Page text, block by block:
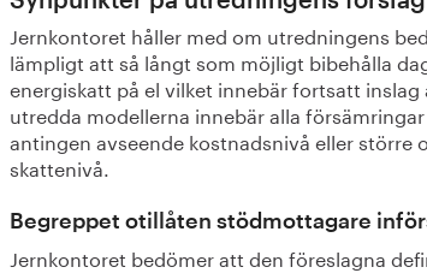
Jernkontoret håller med om utredningens
lämpligt att så långt som möjligt bibehålla
energiskatt på el vilket innebär fortsatt inslag
utredda modellerna innebär alla
antingen avseende kostnadsnivå eller större
skattenivå.
Begreppet otillåten stödmottagare
Jernkontoret bedömer att den föreslagna